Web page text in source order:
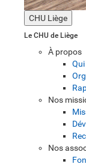
CHU Liège
Le CHU de Liège
À propos
Nos
Nos